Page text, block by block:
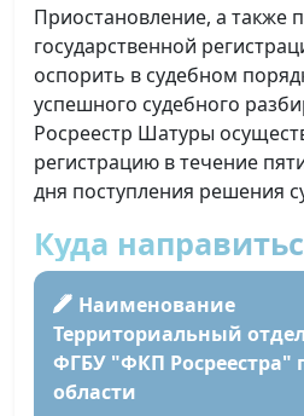
Приостановление, а также
государственной
оспорить в судебном
успешного судебного
Росреестр Шатуры
регистрацию в течение
дня поступления решения
Куда
Наименование
Территориальный
ФГБУ "ФКП Росреестра"
области